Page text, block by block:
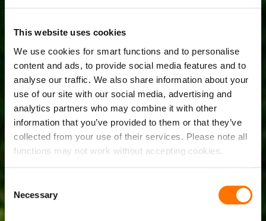
This website uses cookies
We use cookies for smart functions and to personalise
content and ads, to provide social media features and to
analyse our traffic. We also share information about your
use of our site with our social media, advertising and
analytics partners who may combine it with other
information that you’ve provided to them or that they’ve
collected from your use of their services. Please note all
functions may not work without accepting cookies.
Selection
Necessary